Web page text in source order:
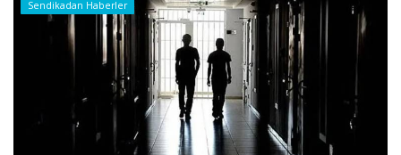
Sendikadan Haberler